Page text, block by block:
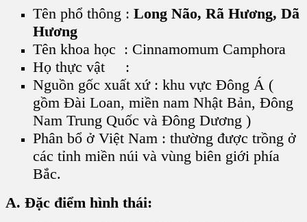
Tên phổ thông : Long Não, Rã Hương, Dã
Hương
Tên khoa học : Cinnamomum Camphora
Họ thực vật :
Nguồn gốc xuất xứ : khu vực Đông Á (
gồm Đài Loan, miền nam Nhật Bản, Đông
Nam Trung Quốc và Đông Dương )
Phân bổ ở Việt Nam : thường được trồng ở
các tỉnh miền núi và vùng biên giới phía
Bắc.
A. Đặc điểm hình thái: